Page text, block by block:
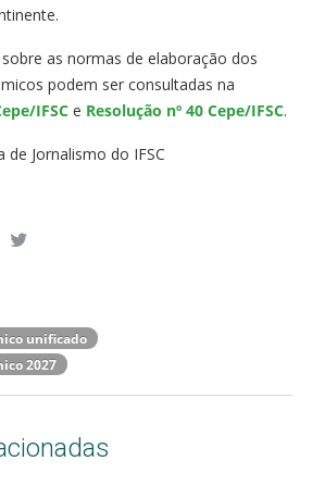
as normas de elaboração dos
podem ser consultadas na
IFSC e Resolução nº 40 Cepe/IFSC.
de Jornalismo do IFSC
unificado
2027